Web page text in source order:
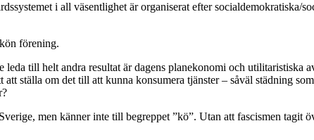
i all väsentlighet är organiserat efter socialdemokratiska/
förening.
till helt andra resultat är dagens planekonomi och utilitaristiska
ställa om det till att kunna konsumera tjänster – såväl städning
men känner inte till begreppet ”kö”. Utan att fascismen tagit